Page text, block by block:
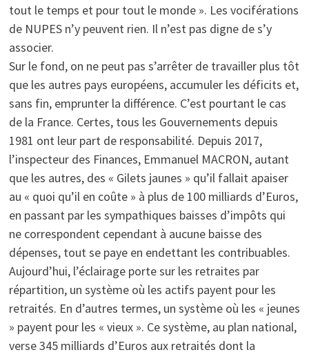
tout le temps et pour tout le monde ». Les vociférations
de NUPES n’y peuvent rien. Il n’est pas digne de s’y
associer.
Sur le fond, on ne peut pas s’arrêter de travailler plus tôt
que les autres pays européens, accumuler les déficits et,
sans fin, emprunter la différence. C’est pourtant le cas
de la France. Certes, tous les Gouvernements depuis
1981 ont leur part de responsabilité. Depuis 2017,
l’inspecteur des Finances, Emmanuel MACRON, autant
que les autres, des « Gilets jaunes » qu’il fallait apaiser
au « quoi qu’il en coûte » à plus de 100 milliards d’Euros,
en passant par les sympathiques baisses d’impôts qui
ne correspondent cependant à aucune baisse des
dépenses, tout se paye en endettant les contribuables.
Aujourd’hui, l’éclairage porte sur les retraites par
répartition, un système où les actifs payent pour les
retraités. En d’autres termes, un système où les « jeunes
» payent pour les « vieux ». Ce système, au plan national,
verse 345 milliards d’Euros aux retraités dont la